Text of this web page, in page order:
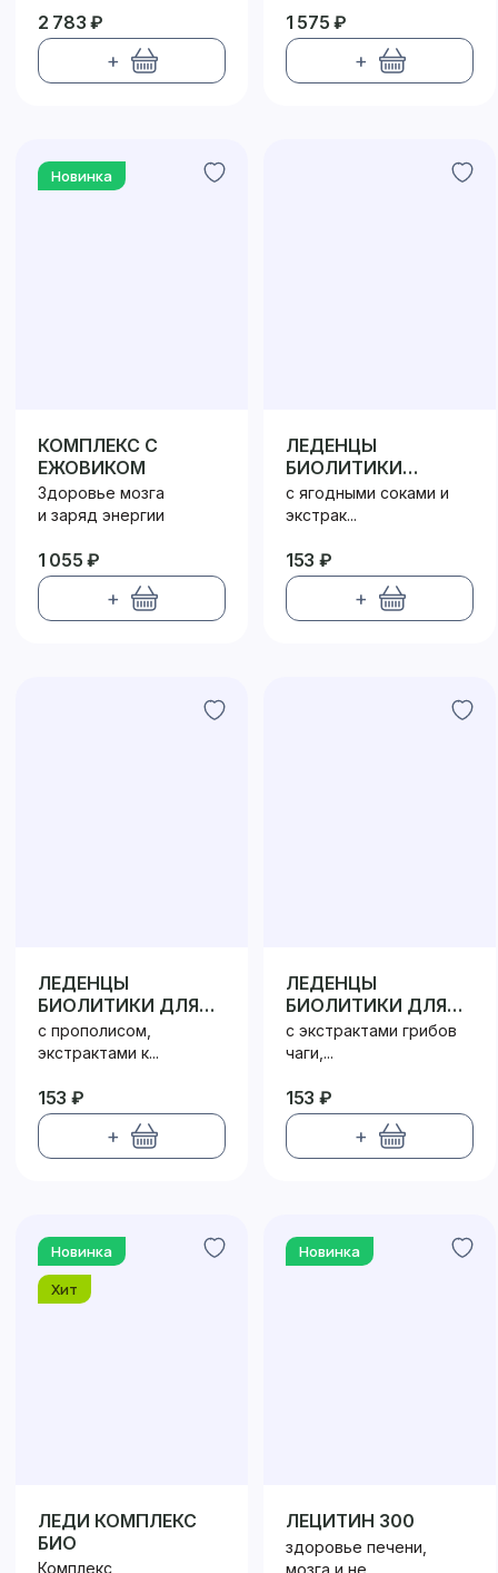
2 783 ₽
+
1 575 ₽
+
Новинка
КОМПЛЕКС С
ЕЖОВИКОМ
Здоровье мозга
и заряд энергии
1 055 ₽
+
ЛЕДЕНЦЫ
БИОЛИТИКИ
ВИТАМИННЫЕ
с ягодными соками и
экстрак...
153 ₽
+
ЛЕДЕНЦЫ
БИОЛИТИКИ ДЛЯ
ГОРЛА
с прополисом,
экстрактами к...
153 ₽
+
ЛЕДЕНЦЫ
БИОЛИТИКИ ДЛЯ
ИММУНИТЕТА
с экстрактами грибов
чаги,...
153 ₽
+
Новинка
Хит
ЛЕДИ КОМПЛЕКС
БИО
Комплекс
Новинка
ЛЕЦИТИН 300
здоровье печени,
мозга и не...